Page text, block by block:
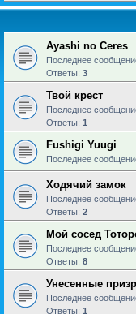
Ayashi no Ceres
Последнее
Ответы: 3
Твой крест
Последнее
Ответы: 1
Fushigi Yuugi
Последнее
Ходячий замок
Последнее
Ответы: 2
Мой сосед
Последнее
Ответы: 8
Унесенные
Последнее
Ответы: 1